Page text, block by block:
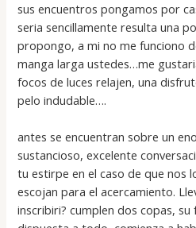
sus encuentros pongamos por
seri­a sencillamente resulta una
propongo, a mi no me funciono
manga larga ustedes…me
focos de luces relajen, una
pelo indudable….
antes se encuentran sobre un
sustancioso, excelente
tu estirpe en el caso de que nos
escojan para el acercamiento.
inscribiri? cumplen dos copas,